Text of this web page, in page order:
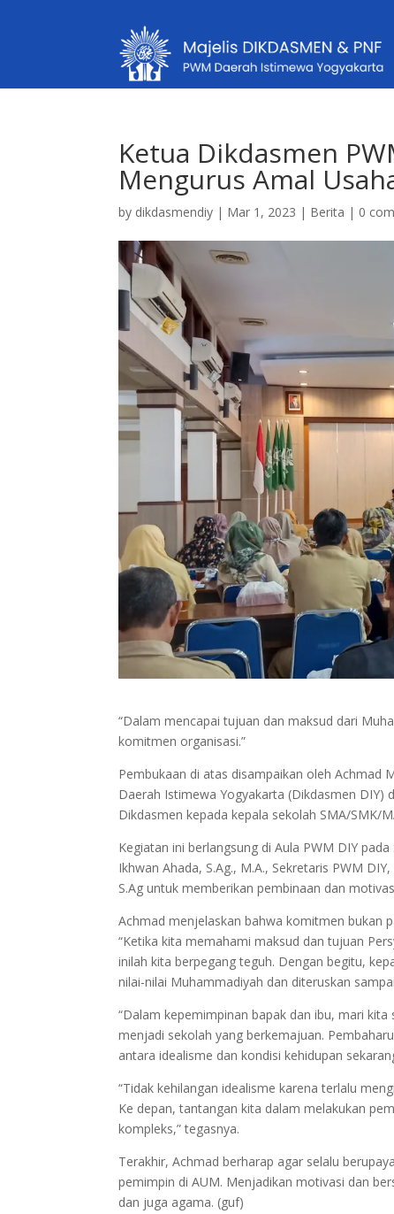
Ketua Dikdasmen
Mengurus Amal
by dikdasmendiy | Mar 1, 2023 | Berita | 0
“Dalam mencapai tujuan dan maksud dari
komitmen organisasi.”
Pembukaan di atas disampaikan oleh Achmad
Daerah Istimewa Yogyakarta (Dikdasmen
Dikdasmen kepada kepala sekolah SMA/SMK/
Kegiatan ini berlangsung di Aula PWM DIY
Ikhwan Ahada, S.Ag., M.A., Sekretaris PWM
S.Ag untuk memberikan pembinaan dan
Achmad menjelaskan bahwa komitmen bukan
“Ketika kita memahami maksud dan tujuan
inilah kita berpegang teguh. Dengan begitu,
nilai-nilai Muhammadiyah dan diteruskan
“Dalam kepemimpinan bapak dan ibu, mari
menjadi sekolah yang berkemajuan.
antara idealisme dan kondisi kehidupan
“Tidak kehilangan idealisme karena terlalu
Ke depan, tantangan kita dalam melakukan
kompleks,” tegasnya.
Terakhir, Achmad berharap agar selalu
pemimpin di AUM. Menjadikan motivasi dan
dan juga agama. (guf)